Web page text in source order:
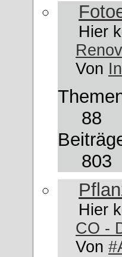
Hier
Von
88
803
Hier
CO -
Von